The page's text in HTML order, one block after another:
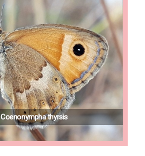
Coenonympha thyrsis